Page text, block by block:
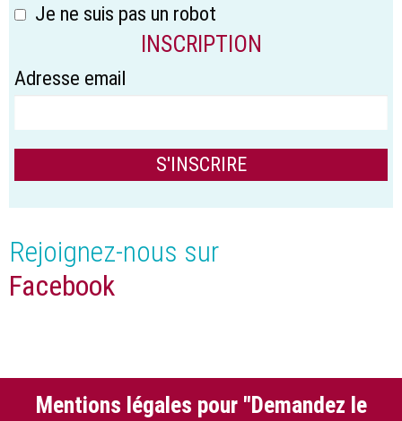
Je ne suis pas un robot
INSCRIPTION
Adresse email
Rejoignez-nous sur
Facebook
Mentions légales pour "Demandez le